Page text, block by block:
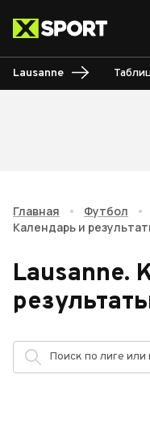
Lausanne
Главная • Футбол •
Календарь и
Lausanne.